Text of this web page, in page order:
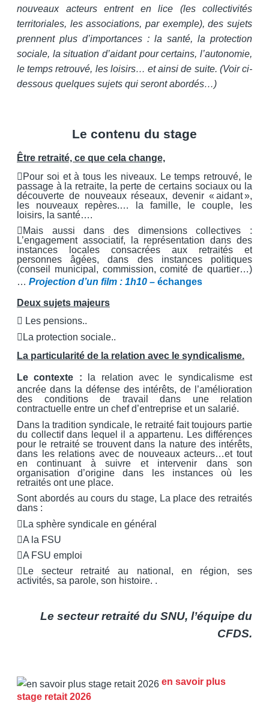
nouveaux acteurs entrent en lice (les collectivités
territoriales, les associations, par exemple), des sujets
prennent plus d’importances : la santé, la protection
sociale, la situation d’aidant pour certains, l’autonomie,
le temps retrouvé, les loisirs… et ainsi de suite. (Voir ci-
dessous quelques sujets qui seront abordés…)
Le contenu du stage
Être retraité, ce que cela change,
Pour soi et à tous les niveaux. Le temps retrouvé, le
passage à la retraite, la perte de certains sociaux ou la
découverte de nouveaux réseaux, devenir « aidant »,
les nouveaux repères.… la famille, le couple, les
loisirs, la santé….
Mais aussi dans des dimensions collectives :
L’engagement associatif, la représentation dans des
instances locales consacrées aux retraités et
personnes âgées, dans des instances politiques
(conseil municipal, commission, comité de quartier…)
… Projection d’un film : 1h10 – échanges
Deux sujets majeurs
 Les pensions..
La protection sociale..
La particularité de la relation avec le syndicalisme.
Le contexte :
la relation avec le syndicalisme est
ancrée dans la défense des intérêts, de l’amélioration
des conditions de travail dans une relation
contractuelle entre un chef d’entreprise et un salarié.
Dans la tradition syndicale, le retraité fait toujours partie
du collectif dans lequel il a appartenu. Les différences
pour le retraité se trouvent dans la nature des intérêts,
dans les relations avec de nouveaux acteurs…et tout
en continuant à suivre et intervenir dans son
organisation d’origine dans les instances où les
retraités ont une place.
Sont abordés au cours du stage, La place des retraités
dans :
La sphère syndicale en général
A la FSU
A FSU emploi
Le secteur retraité au national, en région, ses
activités, sa parole, son histoire. .
Le secteur retraité du SNU, l’équipe du
CFDS.
en savoir plus
stage retait 2026